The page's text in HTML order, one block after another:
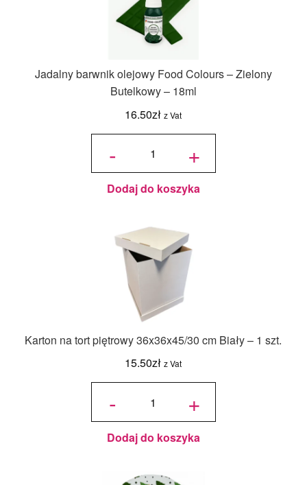
Jadalny barwnik olejowy Food Colours – Zielony
Butelkowy – 18ml
16.50zł z Vat
-
ilość
olejowy
Food
Colours -
Zielony
Butelkowy
+
Dodaj do koszyka
Karton na tort piętrowy 36x36x45/30 cm Biały – 1 szt.
15.50zł z Vat
-
ilość Karton
36x36x45/30
cm Biały - 1
szt. +
Dodaj do koszyka